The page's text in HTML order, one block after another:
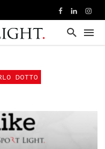
DOTTO